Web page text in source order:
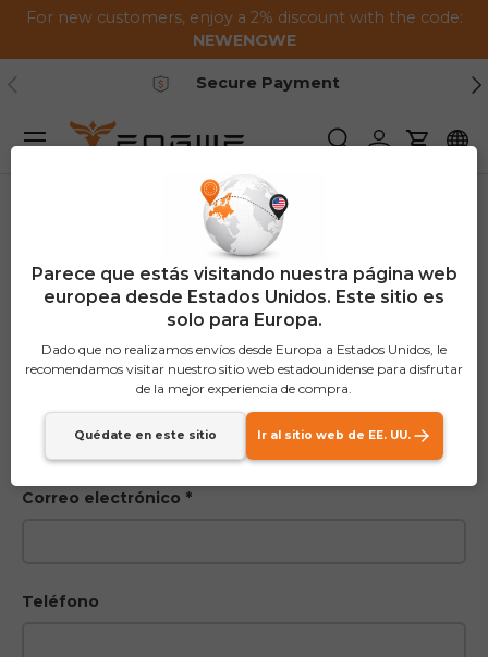
Saltar al contenido
For new customers, enjoy a 2% discount with the code:
NEWENGWE
Anterior
Secure Payment
BuscarIniciar sesión
Carrito
Menú
Contáctenos
Correo electrónico
Teléfono
Parece que estás visitando nuestra página web
europea desde Estados Unidos. Este sitio es
solo para Europa.
Dado que no realizamos envíos desde Europa a Estados Unidos, le
recomendamos visitar nuestro sitio web estadounidense para disfrutar
de la mejor experiencia de compra.
Quédate en este sitio Ir al sitio web de EE. UU.